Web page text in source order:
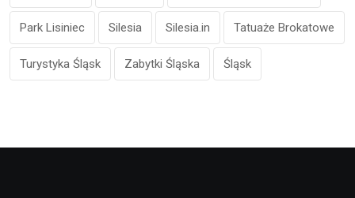
Park Lisiniec Silesia Silesia.in Tatuaże Brokatowe
Turystyka Śląsk Zabytki Śląska Śląsk